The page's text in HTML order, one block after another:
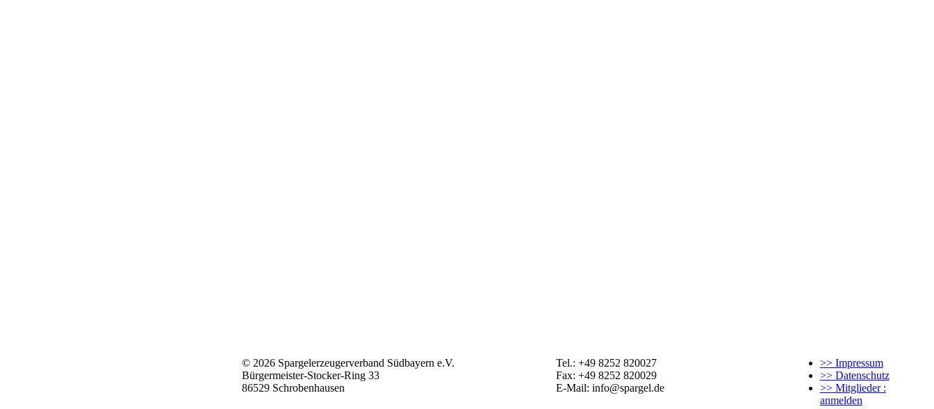
© 2026 Spargelerzeugerverband Südbayern e.V.
Bürgermeister-Stocker-Ring 33
86529 Schrobenhausen
Tel.: +49 8252 820027
Fax: +49 8252 820029
E-Mail: info@spargel.de
>> Impressum
>> Datenschutz
>> Mitglieder :
anmelden